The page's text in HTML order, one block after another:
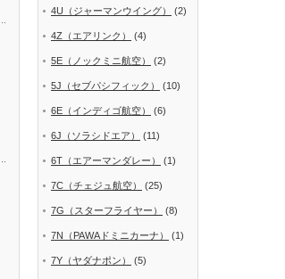
4U（ジャーマンウイング） (2)
4Z（エアリンク） (4)
5E（ノックミニ航空） (2)
5J（セブパシフィック） (10)
6E（インディゴ航空） (6)
6J（ソラシドエア） (11)
6T（エアーマンダレー） (1)
7C（チェジュ航空） (25)
7G（スターフライヤー） (8)
7N（PAWAドミニカーナ） (1)
7Y（ヤダナポン） (5)